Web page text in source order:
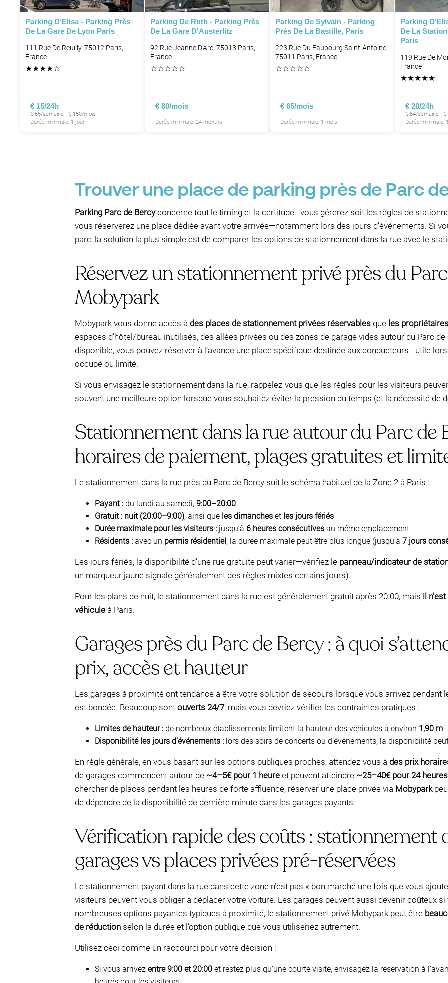
P
Parking D'Elisa - Parking Près
De La Gare De Lyon Paris
111 Rue De Reuilly, 75012 Paris,
France
★★★★☆
€ 15/24h
€ 65/semaine · € 150/mois
Durée minimale: 1 jour
Parking De Ruth - Parking Près
De La Gare D'Austerlitz
92 Rue Jeanne D'Arc, 75013 Paris,
France
☆☆☆☆☆
€ 80/mois
Durée minimale: 24 months
Parking De Sylvain - Parking
Près De La Bastille, Paris
223 Rue Du Faubourg Saint-Antoine,
75011 Paris, France
☆☆☆☆☆
€ 65/mois
Durée minimale: 1 mois
Parking
De La
Paris
119 Rue De
France
★★★★★
€ 20/24h
€ 64/semaine ·
Durée minimale:
Trouver une place de parking près de Parc
Parking Parc de Bercyconcerne tout le timing et la certitude : vous gérerez soit les règles de
vous réserverez une place dédiée avant votre arrivée—notamment lors des jours d’événements. Si
parc, la solution la plus simple est de comparer les options de stationnement dans la rue avec le
Réservez un stationnement privé près du
Mobypark
Mobypark vous donne accès à des places de stationnement privées réservables que les
espaces d’hôtel/bureau inutilisés, des allées privées ou des zones de garage vides autour du Parc
disponible, vous pouvez réserver à l’avance une place spécifique destinée aux conducteurs—utile
occupé ou limité.
Si vous envisagez le stationnement dans la rue, rappelez-vous que les règles pour les visiteurs
souvent une meilleure option lorsque vous souhaitez éviter la pression du temps (et la nécessité de
Stationnement dans la rue autour du Parc de
horaires de paiement, plages gratuites et
Le stationnement dans la rue près du Parc de Bercy suit le schéma habituel de la Zone 2 à Paris :
Payant : du lundi au samedi, 9:00–20:00
Gratuit : nuit (20:00–9:00), ainsi que les dimanches et les jours fériés
Durée maximale pour les visiteurs : jusqu’à 6 heures consécutives au même emplacement
Résidents : avec un permis résidentiel, la durée maximale peut être plus longue (jusqu’à 7 jours
Les jours fériés, la disponibilité d’une rue gratuite peut varier—vérifiez le panneau/indicateur de
un marqueur jaune signale généralement des règles mixtes certains jours).
Pour les plans de nuit, le stationnement dans la rue est généralement gratuit après 20:00, mais il
véhicule à Paris.
Garages près du Parc de Bercy : à quoi
prix, accès et hauteur
Les garages à proximité ont tendance à être votre solution de secours lorsque vous arrivez pendant
est bondée. Beaucoup sont ouverts 24/7, mais vous devriez vérifier les contraintes pratiques :
Limites de hauteur : de nombreux établissements limitent la hauteur des véhicules à environ 1,90 m
Disponibilité les jours d’événements : lors des soirs de concerts ou d’événements, la disponibilité
En règle générale, en vous basant sur les options publiques proches, attendez-vous à des prix
de garages commencent autour de ~4–5€ pour 1 heure et peuvent atteindre ~25–40€ pour 24 heures
chercher de places pendant les heures de forte affluence, réserver une place privée via Mobypark
de dépendre de la disponibilité de dernière minute dans les garages payants.
Vérification rapide des coûts : stationnement
garages vs places privées pré-réservées
Le stationnement payant dans la rue dans cette zone n’est pas « bon marché une fois que vous
visiteurs peuvent vous obliger à déplacer votre voiture. Les garages peuvent aussi devenir coûteux
nombreuses options payantes typiques à proximité, le stationnement privé Mobypark peut être
de réduction selon la durée et l’option publique que vous utiliseriez autrement.
Utilisez ceci comme un raccourci pour votre décision :
Si vous arrivez entre 9:00 et 20:00 et restez plus qu’une courte visite, envisagez la réservation à